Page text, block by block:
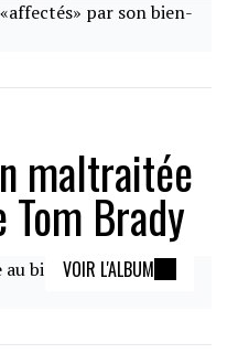
maltraitée
Brady
VOIR L'ALBUM